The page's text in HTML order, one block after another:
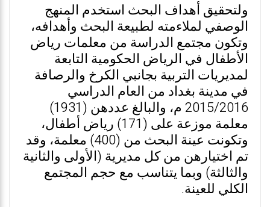
ولتحقيق أهداف البحث استخدم المنهج
الوصفي لملاءمته لطبيعة البحث وأهدافه،
وتكون مجتمع الدراسة من معلمات رياض
الأطفال في الرياض الحكومية التابعة
لمديريات التربية بجانبي الكرخ والرصافة
في مدينة بغداد من العام الدراسي
2015/2016 م، والبالغ عددهن (1931)
معلمة موزعة على (171) رياض أطفال،
وتكونت عينة البحث من (400) معلمة، وقد
تم اختيارهن من كل مديرية (الأولى والثانية
والثالثة) وبما يتناسب مع حجم المجتمع
الكلي للعينة.